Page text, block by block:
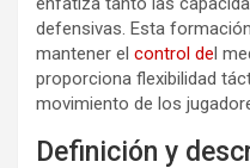
defensivas. Esta
mantener el control del
proporciona flexibilidad
movimiento de los
Definición y